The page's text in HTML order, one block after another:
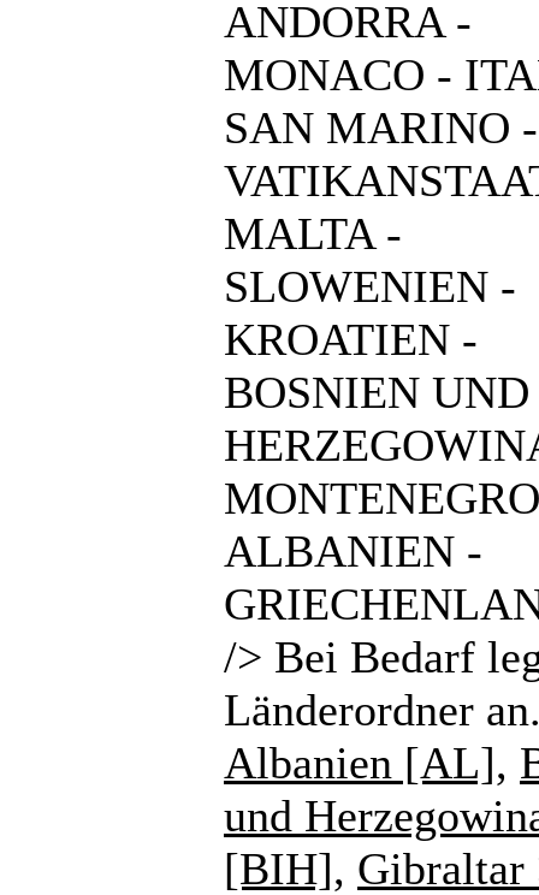
ANDORRA -
MONACO -
SAN MARINO -
MALTA -
SLOWENIEN -
KROATIEN -
BOSNIEN UND
ALBANIEN -
/> Bei Bedarf
Länderordner
Albanien [AL],
und
[BIH], Gibraltar